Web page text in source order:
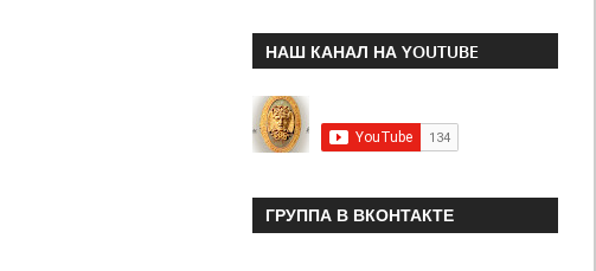
НАШ КАНАЛ НА YOUTUBE
ГРУППА В ВКОНТАКТЕ